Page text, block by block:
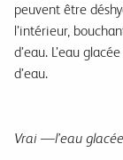
peuvent être
l’intérieur,
d’eau. L’eau
d’eau.
Vrai —l’eau